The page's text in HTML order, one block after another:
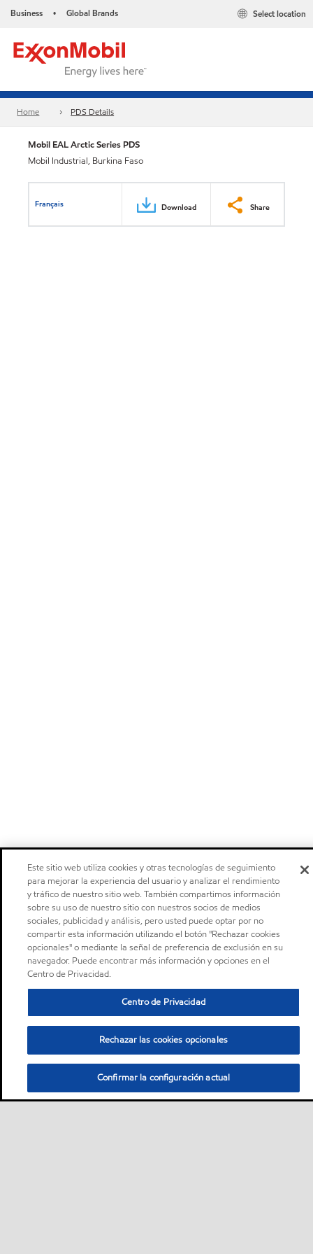
Business • Global Brands Select location
Home PDS Details
Mobil EAL Arctic Series PDS
Mobil Industrial, Burkina Faso
Français Download Share
Este sitio web utiliza cookies y otras tecnologías de seguimiento
para mejorar la experiencia del usuario y analizar el rendimiento
y tráfico de nuestro sitio web. También compartimos información
sobre su uso de nuestro sitio con nuestros socios de medios
sociales, publicidad y análisis, pero usted puede optar por no
compartir esta información utilizando el botón "Rechazar cookies
opcionales" o mediante la señal de preferencia de exclusión en su
navegador. Puede encontrar más información y opciones en el
Centro de Privacidad.
Centro de Privacidad
Rechazar las cookies opcionales
Confirmar la configuración actual